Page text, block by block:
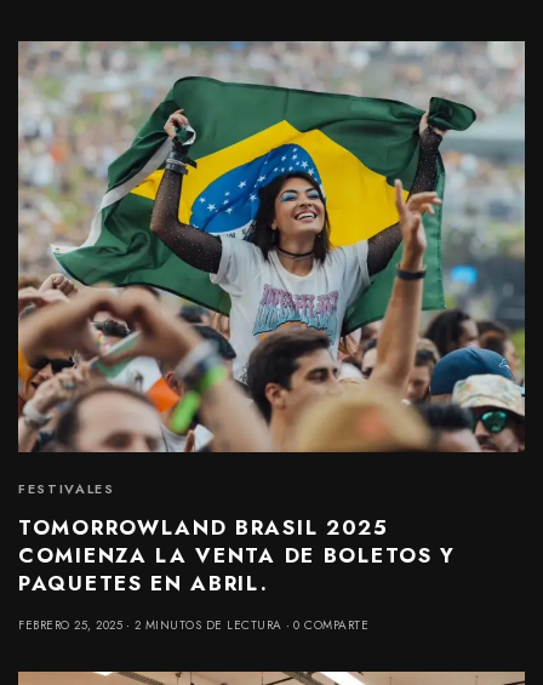
FESTIVALES
TOMORROWLAND BRASIL 2025
COMIENZA LA VENTA DE BOLETOS Y
PAQUETES EN ABRIL.
FEBRERO 25, 2025 2 MINUTOS DE LECTURA 0 COMPARTE